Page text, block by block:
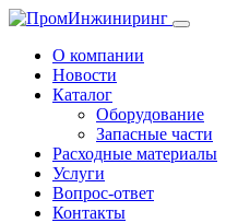
Toggle
О компании
Новости
Каталог
Оборудование
Запасные части
Расходные материалы
Услуги
Вопрос-ответ
Контакты